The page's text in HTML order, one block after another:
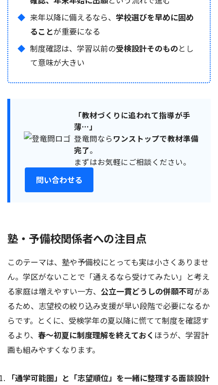
来年以降に備えるなら、 学校選びを早めに固め
ることが重要になる
制度確認は、学習以前の受検設計そのものとし
て意味が大きい
「教材づくりに追われて指導が手
薄…」
登竜問ならワンストップで教材準備
完了。
まずはお気軽にご相談ください。
問い合わせる
塾・予備校関係者への注目点
このテーマは、塾や予備校にとっても実は小さくありませ
ん。学区がないことで「通えるなら受けてみたい」と考え
る家庭は増えやすい一方、 公立一貫どうしの併願不可があ
るため、志望校の絞り込み支援が早い段階で必要になるか
らです。とくに、受検学年の夏以降に慌てて制度を確認す
るより、 春〜初夏に制度理解を終えておく ほうが、学習計
画も組みやすくなります。
「通学可能圏」と「志望順位」を一緒に整理する面談設計